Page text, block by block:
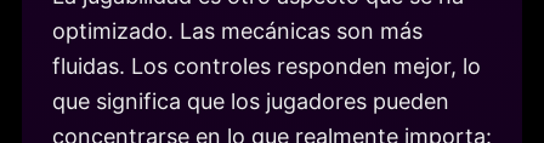
optimizado. Las mecánicas son más
fluidas. Los controles responden mejor, lo
que significa que los jugadores pueden
concentrarse en lo que realmente importa: